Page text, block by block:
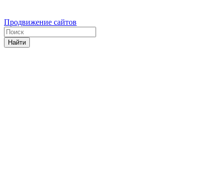
Продвижение сайтов
Найти